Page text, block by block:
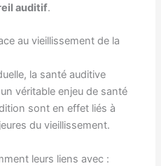
auditif.
au vieillissement de la
la santé auditive
véritable enjeu de santé
sont en effet liés à
du vieillissement.
leurs liens avec :